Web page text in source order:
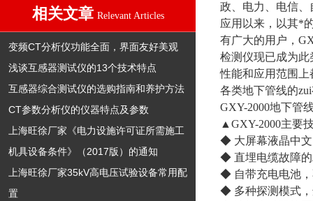
相关文章 Relevant Articles
变频CT分析仪功能全面，界面友好美观
浅谈互感器测试仪的13个技术特点
互感器综合测试仪的选购指南和养护方法
CT参数分析仪的仪器特点及参数
上海旺徐厂家《电力设施许可证所需施工
机具设备条件》（2017版）的通知
上海旺徐厂家35kV高电压试验设备常用配
置
政、电力、电信
应用以来，以其*
有广大的用户，
检测仪现已成为
性能和应用范围
各类地下管线的
GXY-2000地下管
▲GXY-2000主要
◆ 大屏幕液晶中
◆ 直埋电缆故障的
◆ 自带充电电池
◆ 多种探测模式